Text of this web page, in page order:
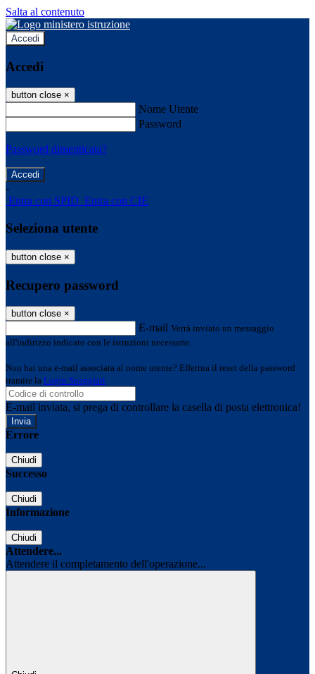
Salta al contenuto
Accedi
Accedi
button close ×
Nome Utente
Password
Password dimenticata?
-
Entra con SPID Entra con CIE
Seleziona utente
button close ×
Recupero password
button close ×
E-mail Verrà inviato un messaggio
all'indirizzo indicato con le istruzioni necessarie.
Non hai una e-mail associata al nome utente? Effettua il reset della password
tramite la Login Spaggiari
E-mail inviata, si prega di controllare la casella di posta elettronica!
Errore
Chiudi
Successo
Chiudi
Informazione
Chiudi
Attendere...
Attendere il completamento dell'operazione...